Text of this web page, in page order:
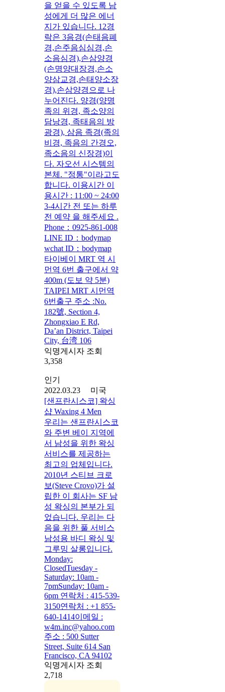
을 얻을 수 있도록 남
성에게 더 많은 에너
지가 있습니다. 12경
락은 3음경(손태음폐
경,손주음심심경,손
소음심경),손삼양경
(손명양대장경,손소
양삼교경,손태양소장
경),손삼양경으로 나
누어진다. 양경(양명
족의 위경, 족소양의
담낭경, 족태음의 방
광경), 삼음 족경(족의
비경, 족음의 간경오,
족소음의 신장경)이
다. 자오선 시스템의
본체. "정통"이라고도
합니다. 이용시간 이
용시간 : 11:00 ~ 24:00
3-4시간 전 또는 하루
전 예약 을 해주세요 .
Phone：0925-861-008
LINE ID：bodymap
wchat ID：bodymap
타이베이 MRT 역 시
먼역 6번 출구에서 약
400m (도보 약 5분)
TAIPEI MRT 시먼역
6번출구 주소 :No.
182號, Section 4,
Zhongxiao E Rd,
Da’an District, Taipei
City, 台湾 106
익명게시자 조회
3,358
인기
2022.03.23 미국
[샌프란시스코] 왁싱
샵 Waxing 4 Men
우리는 샌프란시스코
와 주변 베이 지역에
서 남성을 위한 왁싱
서비스를 제공하는
최고의 업체입니다.
2010년 스티브 크로
보(Steve Crovo)가 설
립한 이 회사는 SF 남
성 왁싱의 본부가 되
었습니다. 우리는 다
음을 위한 풀 서비스
남성용 바디 왁싱 및
그루밍 살롱입니다.
Monday:
ClosedTuesday -
Saturday: 10am -
7pmSunday: 10am -
6pm 연락처 : 415-539-
3150연락처 : +1 855-
640-1414이메일 :
w4m.inc@yahoo.com
주소 : 500 Sutter
Street, Suite 614 San
Francisco, CA 94102
익명게시자 조회
2,718